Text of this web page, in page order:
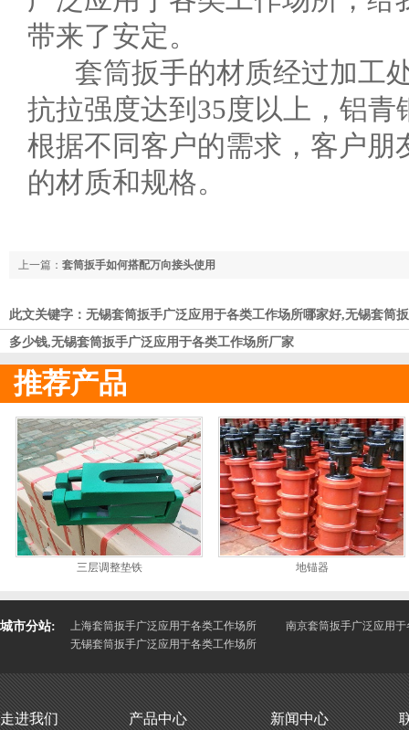
带来了安定。
套筒扳手的材质经过加工
抗拉强度达到35度以上，铝
根据不同客户的需求，客户
的材质和规格。
上一篇： 套筒扳手如何搭配万向接头使用
此文关键字：无锡套筒扳手广泛应用于各类工作场所哪家好,无锡套筒
多少钱,无锡套筒扳手广泛应用于各类工作场所厂家
推荐产品
三层调整垫铁 地锚器
城市分站: 上海套筒扳手广泛应用于各类工作场所
南京套筒扳手广泛应用
无锡套筒扳手广泛应用于各类工作场所
走进我们 产品中心 新闻中心